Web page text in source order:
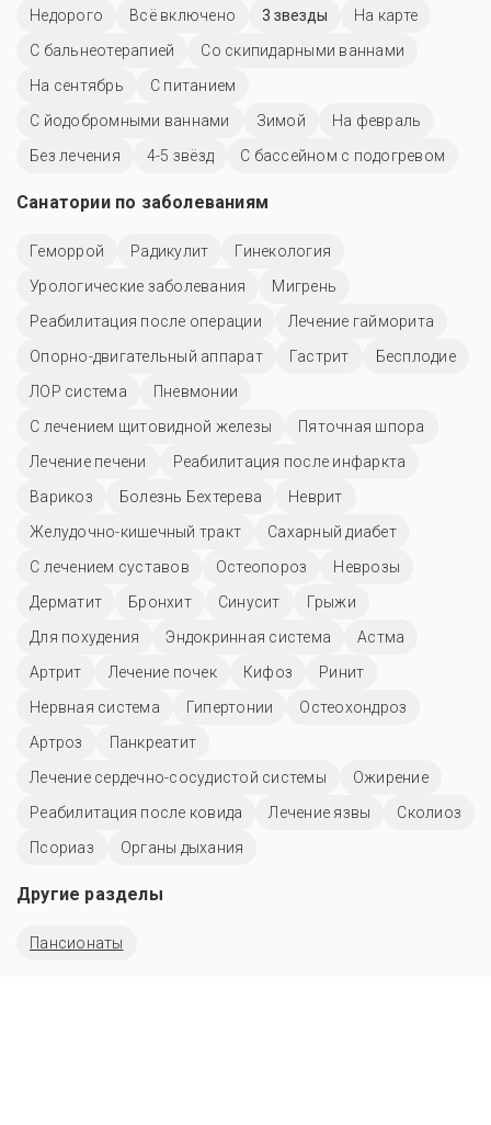
Недорого Всё включено 3 звезды
На карте
С бальнеотерапией
Со скипидарными ваннами
На сентябрь
С питанием
С йодобромными ваннами
Зимой
На февраль
Без лечения
4-5 звёзд С бассейном с подогревом
Санатории по заболеваниям
Геморрой Радикулит
Гинекология
Урологические заболевания
Мигрень
Реабилитация после операции
Лечение гайморита
Опорно-двигательный аппарат
Гастрит
Бесплодие
ЛОР система
Пневмонии
С лечением щитовидной железы
Пяточная шпора
Лечение печени
Реабилитация после инфаркта
Варикоз
Болезнь Бехтерева
Неврит
Желудочно-кишечный тракт
Сахарный диабет
С лечением суставов
Остеопороз
Неврозы
Дерматит
Бронхит Синусит
Грыжи
Для похудения
Эндокринная система
Астма
Артрит
Лечение почек Кифоз
Ринит
Нервная система
Гипертонии
Остеохондроз
Артроз
Панкреатит
Лечение сердечно-сосудистой системы
Ожирение
Реабилитация после ковида
Лечение язвы
Сколиоз
Псориаз
Органы дыхания
Другие разделы
Пансионаты